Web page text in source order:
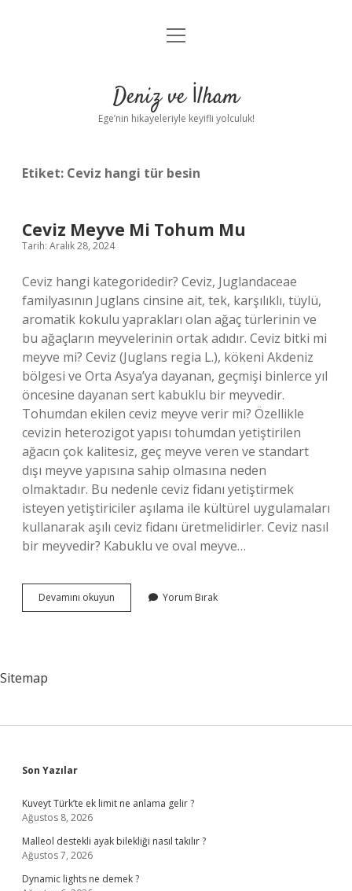
Anasayfa
Yasal Uyarı
menüyü
Deniz ve İlham
Ege’nin hikayeleriyle keyifli yolculuk!
Etiket: Ceviz hangi tür besin
Ceviz Meyve Mi Tohum Mu
Tarih: Aralık 28, 2024
Ceviz hangi kategoridedir? Ceviz, Juglandaceae
familyasının Juglans cinsine ait, tek, karşılıklı, tüylü,
aromatik kokulu yaprakları olan ağaç türlerinin ve
bu ağaçların meyvelerinin ortak adıdır. Ceviz bitki mi
meyve mi? Ceviz (Juglans regia L.), kökeni Akdeniz
bölgesi ve Orta Asya’ya dayanan, geçmişi binlerce yıl
öncesine dayanan sert kabuklu bir meyvedir.
Tohumdan ekilen ceviz meyve verir mi? Özellikle
cevizin heterozigot yapısı tohumdan yetiştirilen
ağacın çok kalitesiz, geç meyve veren ve standart
dışı meyve yapısına sahip olmasına neden
olmaktadır. Bu nedenle ceviz fidanı yetiştirmek
isteyen yetiştiriciler aşılama ile kültürel uygulamaları
kullanarak aşılı ceviz fidanı üretmelidirler. Ceviz nasıl
bir meyvedir? Kabuklu ve oval meyve…
Devamını okuyun
Meyve
Yorum Bırak
Sitemap
Sidebar
Son Yazılar
Kuveyt Türk’te ek limit ne anlama gelir ?
Ağustos 8, 2026
Malleol destekli ayak bilekliği nasıl takılır ?
Ağustos 7, 2026
Dynamic lights ne demek ?